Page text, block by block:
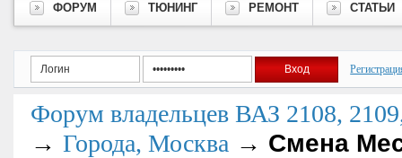
ФОРУМ ТЮНИНГ РЕМОНТ СТАТЬИ
Форум владельцев ВАЗ 2108,
→ Города, Москва → Смена